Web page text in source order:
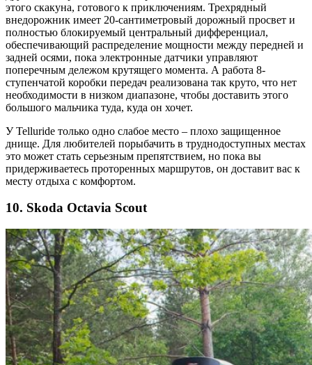
этого скакуна, готового к приключениям. Трехрядный
внедорожник имеет 20-сантиметровый дорожный просвет и
полностью блокируемый центральный дифференциал,
обеспечивающий распределение мощности между передней и
задней осями, пока электронные датчики управляют
поперечным дележом крутящего момента. А работа 8-
ступенчатой коробки передач реализована так круто, что нет
необходимости в низком диапазоне, чтобы доставить этого
большого мальчика туда, куда он хочет.
У Telluride только одно слабое место – плохо защищенное
днище. Для любителей порыбачить в труднодоступных местах
это может стать серьезным препятствием, но пока вы
придерживаетесь проторенных маршрутов, он доставит вас к
месту отдыха с комфортом.
10. Skoda Octavia Scout